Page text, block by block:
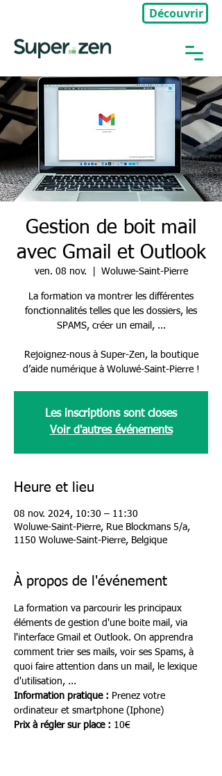
Découvrir
Gestion de boit mail
avec Gmail et Outlook
ven. 08 nov. Woluwe-Saint-Pierre
La formation va montrer les différentes
fonctionnalités telles que les dossiers, les
SPAMS, créer un email, ...
Rejoignez-nous à Super-Zen, la boutique
d’aide numérique à Woluwé-Saint-Pierre !
Les inscriptions sont closes
Voir d'autres événements
Heure et lieu
08 nov. 2024, 10:30 – 11:30
Woluwe-Saint-Pierre, Rue Blockmans 5/a,
1150 Woluwe-Saint-Pierre, Belgique
À propos de l'événement
La formation va parcourir les principaux
éléments de gestion d'une boite mail, via
l'interface Gmail et Outlook. On apprendra
comment trier ses mails, voir ses Spams, à
quoi faire attention dans un mail, le lexique
d'utilisation, ...
Information pratique : Prenez votre
ordinateur et smartphone (Iphone)
Prix à régler sur place : 10€